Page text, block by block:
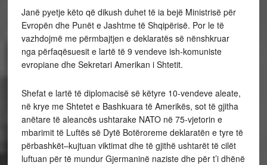
Janë pyetje këto që dikush duhet të ia bejë Ministrisë për
Evropën dhe Punët e Jashtme të Shqipërisë. Por le të
vazhdojmë me përmbajtjen e deklaratës së nënshkruar
nga përfaqësuesit e lartë të 9 vendeve ish-komuniste
evropiane dhe Sekretari Amerikan i Shtetit.
Shefat e lartë të diplomacisë së këtyre 10-vendeve aleate,
në krye me Shtetet e Bashkuara të Amerikës, sot të gjitha
anëtare të aleancës ushtarake NATO në 75-vjetorin e
mbarimit të Luftës së Dytë Botëroreme deklaratën e tyre të
përbashkët–kujtuan viktimat dhe të gjithë ushtarët të cilët
luftuan për të mundur Gjermaninë naziste dhe për t’i dhënë